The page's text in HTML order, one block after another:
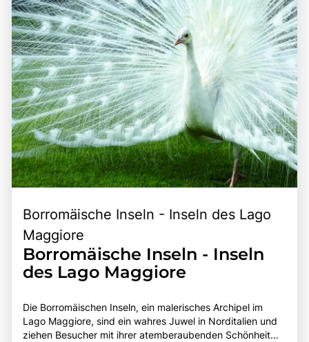
Borromäische Inseln - Inseln des Lago
Maggiore
Borromäische Inseln - Inseln
des Lago Maggiore
Die Borromäischen Inseln, ein malerisches Archipel im
Lago Maggiore, sind ein wahres Juwel in Norditalien und
ziehen Besucher mit ihrer atemberaubenden Schönheit